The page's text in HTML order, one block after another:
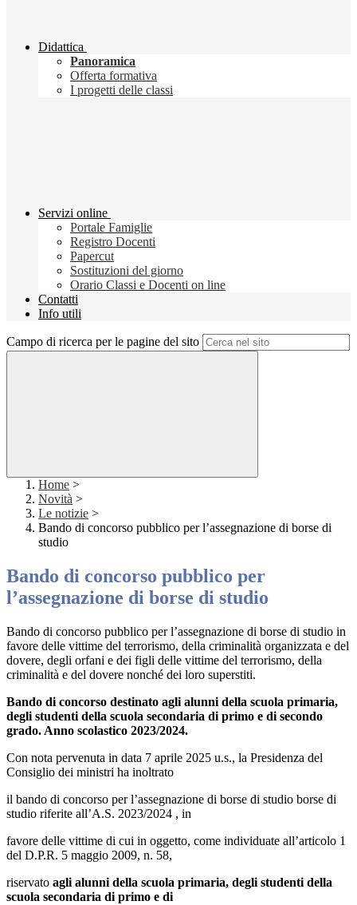
Didattica
Panoramica
Offerta formativa
I progetti delle classi
Servizi online
Portale Famiglie
Registro Docenti
Papercut
Sostituzioni del giorno
Orario Classi e Docenti on line
Contatti
Info utili
Campo di ricerca per le pagine del sito
Home >
Novità >
Le notizie >
Bando di concorso pubblico per l’assegnazione di borse di
studio
Bando di concorso pubblico per
l’assegnazione di borse di studio
Bando di concorso pubblico per l’assegnazione di borse di studio in
favore delle vittime del terrorismo, della criminalità organizzata e del
dovere, degli orfani e dei figli delle vittime del terrorismo, della
criminalità e del dovere nonché dei loro superstiti.
Bando di concorso destinato agli alunni della scuola primaria,
degli studenti della scuola secondaria di primo e di secondo
grado. Anno scolastico 2023/2024.
Con nota pervenuta in data 7 aprile 2025 u.s., la Presidenza del
Consiglio dei ministri ha inoltrato
il bando di concorso per l’assegnazione di borse di studio borse di
studio riferite all’A.S. 2023/2024 , in
favore delle vittime di cui in oggetto, come individuate all’articolo 1
del D.P.R. 5 maggio 2009, n. 58,
riservato agli alunni della scuola primaria, degli studenti della
scuola secondaria di primo e di